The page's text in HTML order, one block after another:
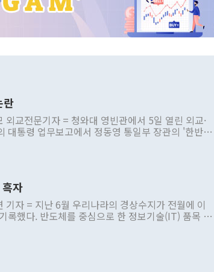
란
외교전문기자 = 청와대 영빈관에서 5일 열린 외교·
대통령 업무보고에서 정동영 통일부 장관의 '한반도
율을 거치지 않은 사안을 정책으로 추진하겠다고 공
현실적 구상'이라는 비판을 내놨다. 그동안 정 장
언이 물의를 빚은 적은 여러 번 있지만 대통령과 유
으로 부정적 입장을 표명한 것은 이례적이다. 정 장
과 월권을 제어해야 한다는 목소리도 높아지고 있
자
기자 = 지난 6월 우리나라의 경상수지가 전월에 이
록했다. 반도체를 중심으로 한 정보기술(IT) 품목 수